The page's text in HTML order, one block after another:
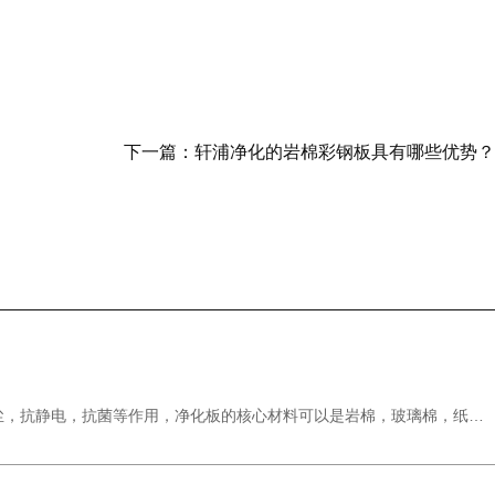
下一篇： 轩浦净化的岩棉彩钢板具有哪些优势？
静电，抗菌等作用，净化板的核心材料可以是岩棉，玻璃棉，纸蜂